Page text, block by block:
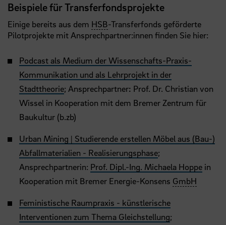
Beispiele für Transferfondsprojekte
Einige bereits aus dem HSB-Transferfonds geförderte
Pilotprojekte mit Ansprechpartner:innen finden Sie hier:
Podcast als Medium der Wissenschafts-Praxis-
Kommunikation und als Lehrprojekt in der
Stadttheorie; Ansprechpartner: Prof. Dr. Christian von
Wissel in Kooperation mit dem Bremer Zentrum für
Baukultur (b.zb)
Urban Mining | Studierende erstellen Möbel aus (Bau-)
Abfallmaterialien - Realisierungsphase;
Ansprechpartnerin: Prof. Dipl.-Ing. Michaela Hoppe in
Kooperation mit Bremer Energie-Konsens GmbH
Feministische Raumpraxis - künstlerische
Interventionen zum Thema Gleichstellung;